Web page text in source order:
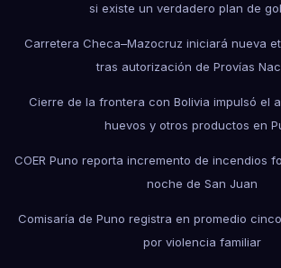
si existe un verdadero plan de
Carretera Checa–Mazocruz iniciará nueva
tras autorización de Provías
Cierre de la frontera con Bolivia impulsó el
huevos y otros productos en
COER Puno reporta incremento de incendios
noche de San Juan
Comisaría de Puno registra en promedio
por violencia familiar